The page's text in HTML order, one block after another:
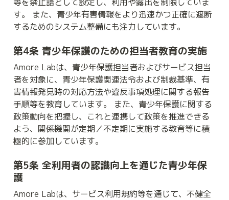
す。 また、青少年有害情報をより迅速かつ正確に遮断
するためのシステム整備にも注力しています。
第4条 青少年保護のための担当者教育の実施
Amore Labは、青少年保護担当者およびサービス担当
者を対象に、青少年保護関連法令および制裁基準、有
害情報発見時の対応方法や違反事項処理に関する報告
手順等を教育しています。 また、青少年保護に関する
政策動向を把握し、これと連携して政策を推進できる
よう、関係機関が定期／不定期に実施する教育等に積
極的に参加しています。
第5条 全利用者の認識向上を通じた青少年保
護
Amore Labは、サービス利用規約等を通じて、不健全